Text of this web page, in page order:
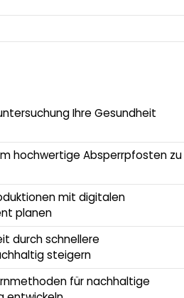
Ihre Gesundheit
hochwertige Absperrpfosten zu
mit digitalen
planen
durch schnellere
steigern
für nachhaltige